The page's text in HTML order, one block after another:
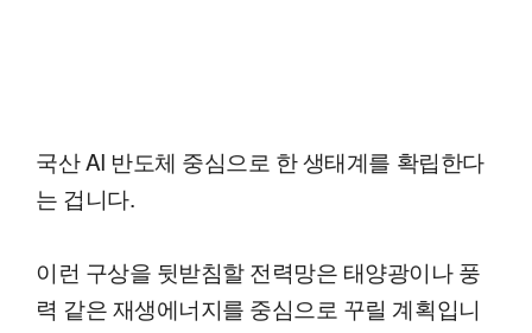
국산 AI 반도체 중심으로 한 생태계를 확립한다
는 겁니다.
이런 구상을 뒷받침할 전력망은 태양광이나 풍
력 같은 재생에너지를 중심으로 꾸릴 계획입니